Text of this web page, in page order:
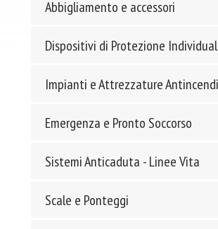
Abbigliamento e accessori
Dispositivi di Protezione
Impianti e Attrezzature
Emergenza e Pronto Soccorso
Sistemi Anticaduta - Linee Vita
Scale e Ponteggi